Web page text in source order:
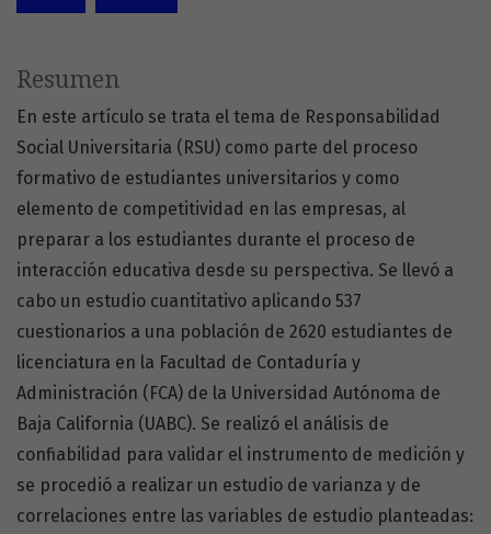
Resumen
En este artículo se trata el tema de Responsabilidad
Social Universitaria (RSU) como parte del proceso
formativo de estudiantes universitarios y como
elemento de competitividad en las empresas, al
preparar a los estudiantes durante el proceso de
interacción educativa desde su perspectiva. Se llevó a
cabo un estudio cuantitativo aplicando 537
cuestionarios a una población de 2620 estudiantes de
licenciatura en la Facultad de Contaduría y
Administración (FCA) de la Universidad Autónoma de
Baja California (UABC). Se realizó el análisis de
confiabilidad para validar el instrumento de medición y
se procedió a realizar un estudio de varianza y de
correlaciones entre las variables de estudio planteadas: